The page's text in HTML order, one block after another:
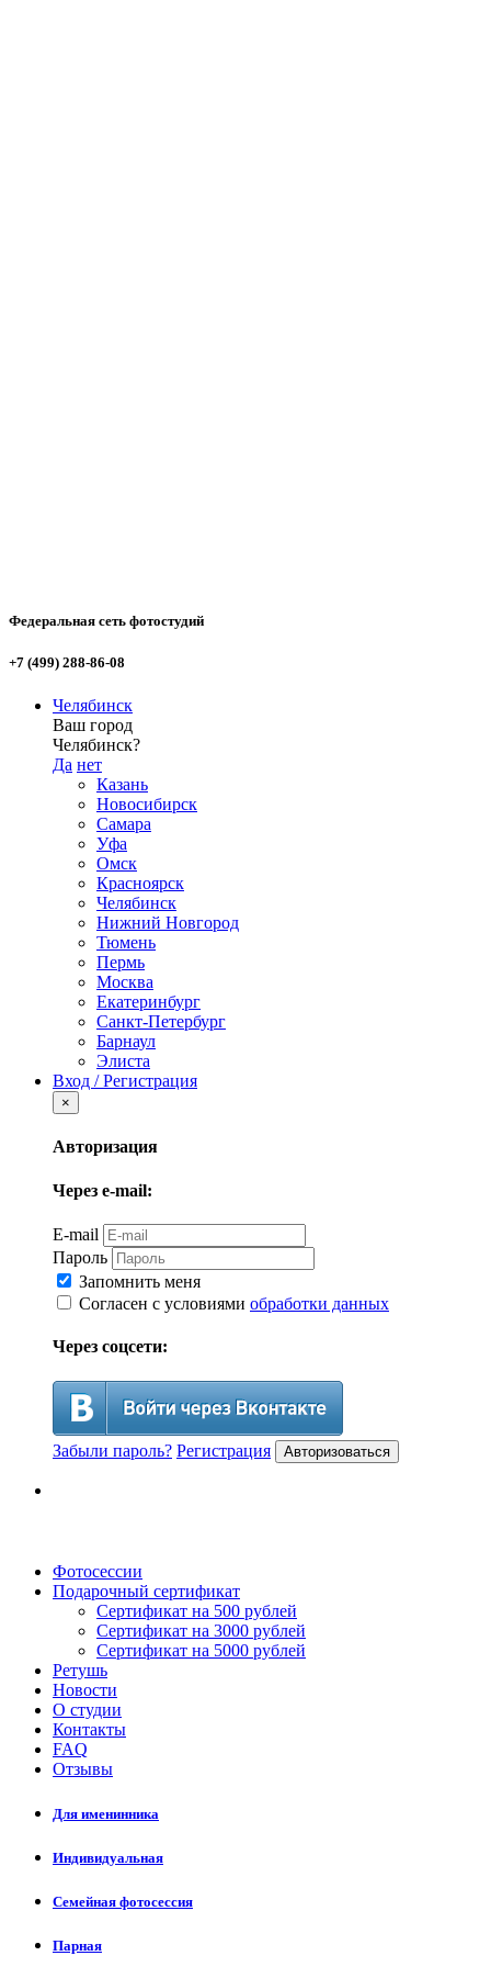
Федеральная сеть фотостудий
+7 (499) 288-86-08
Челябинск
Ваш город
Челябинск?
Да нет
Казань
Новосибирск
Самара
Уфа
Омск
Красноярск
Челябинск
Нижний Новгород
Тюмень
Пермь
Москва
Екатеринбург
Санкт-Петербург
Барнаул
Элиста
Вход / Регистрация
×
Авторизация
Через e-mail:
E-mail
Пароль
Запомнить меня
Согласен с условиями обработки данных
Через соцсети:
Забыли пароль? Регистрация Авторизоваться
Фотосессии
Подарочный сертификат
Сертификат на 500 рублей
Сертификат на 3000 рублей
Сертификат на 5000 рублей
Ретушь
Новости
О студии
Контакты
FAQ
Отзывы
Для именинника
Индивидуальная
Семейная фотосессия
Парная